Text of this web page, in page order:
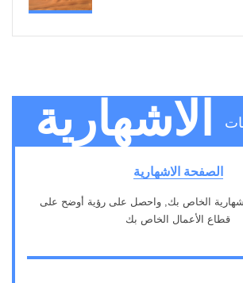
الاشهارية
الصفحة الاشهارية
الخاص بك, واحصل على رؤية أوضح على
قطاع الأعمال الخاص بك